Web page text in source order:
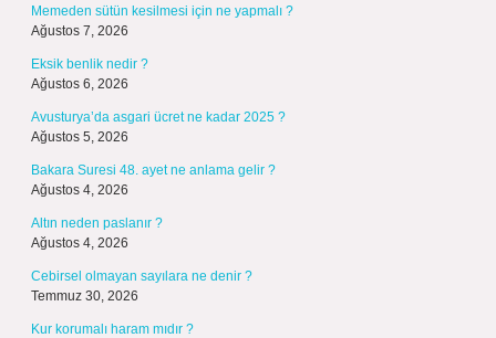
Memeden sütün kesilmesi için ne yapmalı ?
Ağustos 7, 2026
Eksik benlik nedir ?
Ağustos 6, 2026
Avusturya’da asgari ücret ne kadar 2025 ?
Ağustos 5, 2026
Bakara Suresi 48. ayet ne anlama gelir ?
Ağustos 4, 2026
Altın neden paslanır ?
Ağustos 4, 2026
Cebirsel olmayan sayılara ne denir ?
Temmuz 30, 2026
Kur korumalı haram mıdır ?